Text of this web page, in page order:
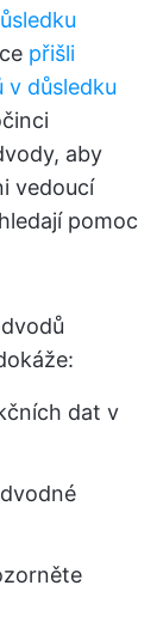
přišli
v důsledku
aby
vedoucí
pomoc
dat v